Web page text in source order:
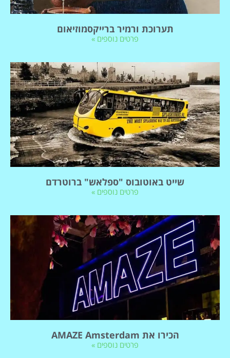
תערוכת ורמיר ברייקסמוזיאום
פרטים נוספים »
שייט באוטובוס "ספלאש" ברוטרדם
פרטים נוספים »
הכירו את AMAZE Amsterdam
פרטים נוספים »